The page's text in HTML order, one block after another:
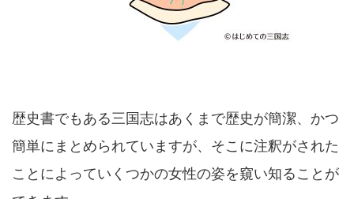
歴史書でもある三国志はあくまで歴史が簡潔、かつ
簡単にまとめられていますが、そこに注釈がされた
ことによっていくつかの女性の姿を窺い知ることが